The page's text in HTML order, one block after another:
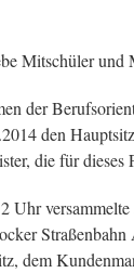
Mitschüler und
der
den
die für dieses
Uhr
dem